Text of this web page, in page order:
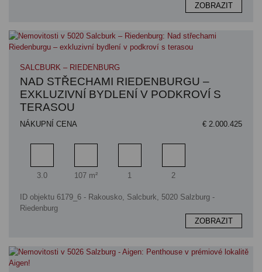
ZOBRAZIT
SALCBURK – RIEDENBURG
NAD STŘECHAMI RIEDENBURGU –
EXKLUZIVNÍ BYDLENÍ V PODKROVÍ S
TERASOU
NÁKUPNÍ CENA € 2.000.425
Pokoj
3.0
Obytný prostor
107 m²
Koupelna
1
Ložnice
2
ID objektu 6179_6 - Rakousko, Salcburk, 5020 Salzburg -
Riedenburg
ZOBRAZIT